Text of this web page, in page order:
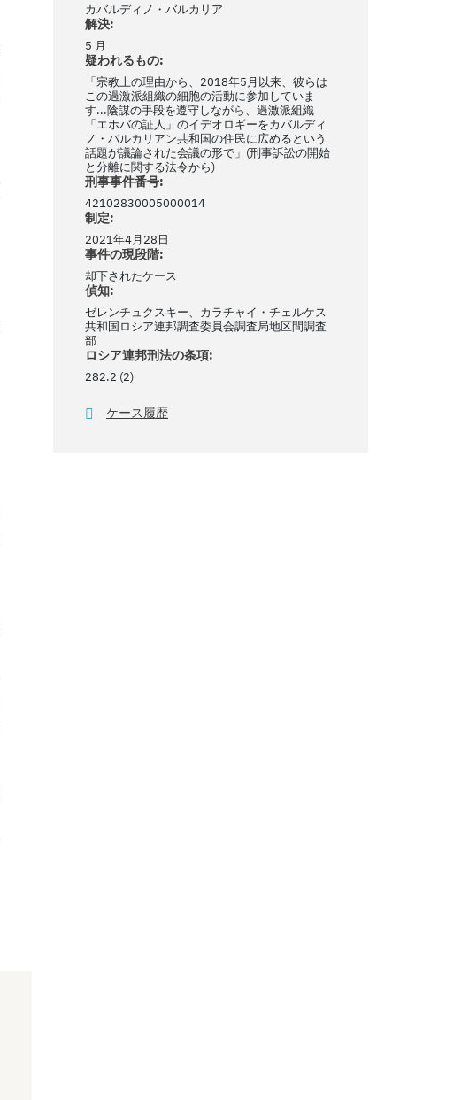
カバルディノ・バルカリア
解決:
5 月
疑われるもの:
「宗教上の理由から、2018年5月以来、彼らは
この過激派組織の細胞の活動に参加していま
す...陰謀の手段を遵守しながら、過激派組織
「エホバの証人」のイデオロギーをカバルディ
ノ・バルカリアン共和国の住民に広めるという
話題が議論された会議の形で」(刑事訴訟の開始
と分離に関する法令から)
刑事事件番号:
42102830005000014
制定:
2021年4月28日
事件の現段階:
却下されたケース
偵知:
ゼレンチュクスキー、カラチャイ・チェルケス
共和国ロシア連邦調査委員会調査局地区間調査
部
ロシア連邦刑法の条項:
282.2 (2)
ケース履歴